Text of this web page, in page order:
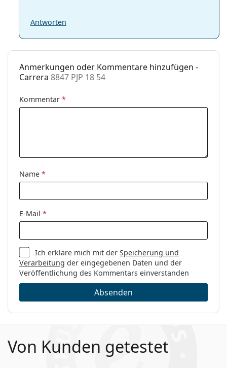
Antworten
Anmerkungen oder Kommentare hinzufügen -
Carrera 8847 PJP 18 54
Kommentar *
Name *
E-Mail *
Ich erkläre mich mit derSpeicherung und
Verarbeitung der eingegebenen Daten und der
Veröffentlichung des Kommentars einverstanden
Absenden
Von Kunden getestet